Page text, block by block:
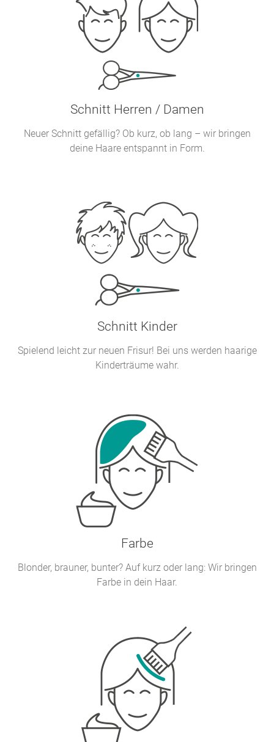
Schnitt Herren / Damen
Neuer Schnitt gefällig? Ob kurz, ob lang – wir bringen
deine Haare entspannt in Form.
Schnitt Kinder
Spielend leicht zur neuen Frisur! Bei uns werden haarige
Kinderträume wahr.
Farbe
Blonder, brauner, bunter? Auf kurz oder lang: Wir bringen
Farbe in dein Haar.